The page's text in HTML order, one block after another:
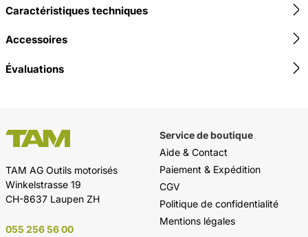
Caractéristiques techniques
Accessoires
Évaluations
TAM AG Outils motorisés
Winkelstrasse 19
CH-8637 Laupen ZH
055 256 56 00
Service de boutique
Aide & Contact
Paiement & Expédition
CGV
Politique de confidentialité
Mentions légales